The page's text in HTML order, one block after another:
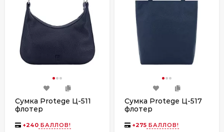
Сумка Protege Ц-511
флотер
+240 БАЛЛОВ!
Сумка Protege Ц-517
флотер
+275 БАЛЛОВ!